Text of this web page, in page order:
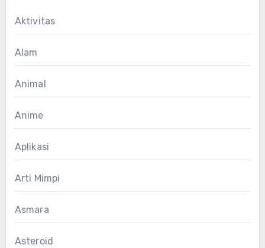
Aktivitas
Alam
Animal
Anime
Aplikasi
Arti Mimpi
Asmara
Asteroid